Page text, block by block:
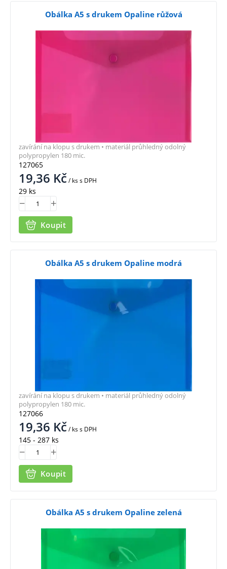
Obálka A5 s drukem Opaline růžová
127065
19,36 Kč/ kss DPH
29 ks
Koupit
zavírání na klopu s drukem • materiál průhledný odolný
polypropylen 180 mic.
Obálka A5 s drukem Opaline modrá
127066
19,36 Kč/ kss DPH
145 - 287 ks
Koupit
zavírání na klopu s drukem • materiál průhledný odolný
polypropylen 180 mic.
Obálka A5 s drukem Opaline zelená